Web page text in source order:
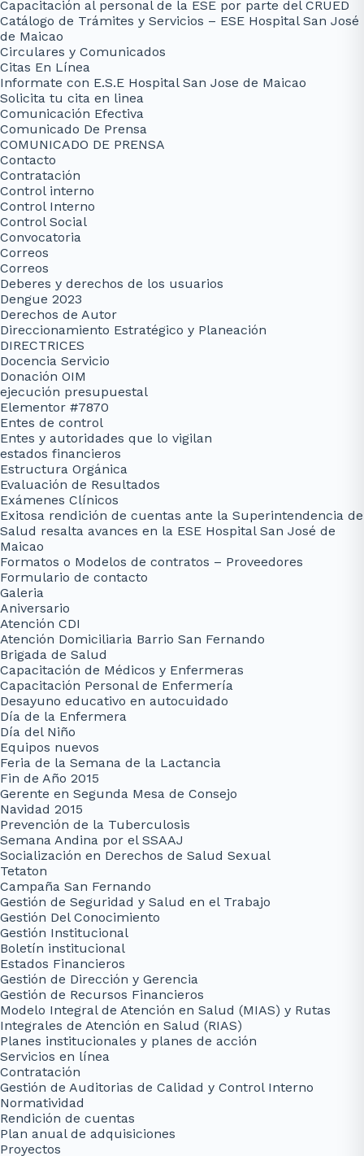
Capacitación al personal de la ESE por parte del CRUED
Catálogo de Trámites y Servicios – ESE Hospital San José
de Maicao
Circulares y Comunicados
Citas En Línea
Informate con E.S.E Hospital San Jose de Maicao
Solicita tu cita en linea
Comunicación Efectiva
Comunicado De Prensa
COMUNICADO DE PRENSA
Contacto
Contratación
Control interno
Control Interno
Control Social
Convocatoria
Correos
Correos
Deberes y derechos de los usuarios
Dengue 2023
Derechos de Autor
Direccionamiento Estratégico y Planeación
DIRECTRICES
Docencia Servicio
Donación OIM
ejecución presupuestal
Elementor #7870
Entes de control
Entes y autoridades que lo vigilan
estados financieros
Estructura Orgánica
Evaluación de Resultados
Exámenes Clínicos
Exitosa rendición de cuentas ante la Superintendencia de
Salud resalta avances en la ESE Hospital San José de
Maicao
Formatos o Modelos de contratos – Proveedores
Formulario de contacto
Galeria
Aniversario
Atención CDI
Atención Domiciliaria Barrio San Fernando
Brigada de Salud
Capacitación de Médicos y Enfermeras
Capacitación Personal de Enfermería
Desayuno educativo en autocuidado
Día de la Enfermera
Día del Niño
Equipos nuevos
Feria de la Semana de la Lactancia
Fin de Año 2015
Gerente en Segunda Mesa de Consejo
Navidad 2015
Prevención de la Tuberculosis
Semana Andina por el SSAAJ
Socialización en Derechos de Salud Sexual
Tetaton
Campaña San Fernando
Gestión de Seguridad y Salud en el Trabajo
Gestión Del Conocimiento
Gestión Institucional
Boletín institucional
Estados Financieros
Gestión de Dirección y Gerencia
Gestión de Recursos Financieros
Modelo Integral de Atención en Salud (MIAS) y Rutas
Integrales de Atención en Salud (RIAS)
Planes institucionales y planes de acción
Servicios en línea
Contratación
Gestión de Auditorias de Calidad y Control Interno
Normatividad
Rendición de cuentas
Plan anual de adquisiciones
Proyectos